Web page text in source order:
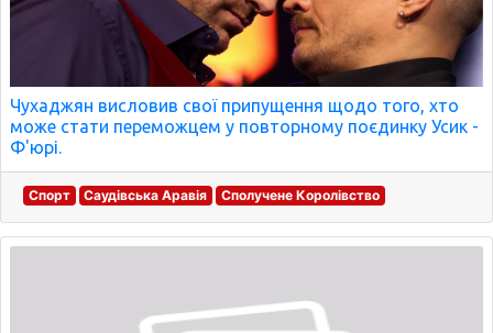
Чухаджян висловив свої припущення щодо того, хто
може стати переможцем у повторному поєдинку Усик -
Ф'юрі.
Спорт Саудівська Аравія Сполучене Королівство